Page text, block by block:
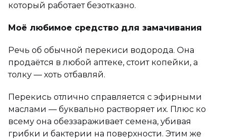
который работает безотказно.
Моё любимое средство для замачивания
Речь об обычной перекиси водорода. Она
продаётся в любой аптеке, стоит копейки, а
толку — хоть отбавляй.
Перекись отлично справляется с эфирными
маслами — буквально растворяет их. Плюс ко
всему она обеззараживает семена, убивая
грибки и бактерии на поверхности. Этим же